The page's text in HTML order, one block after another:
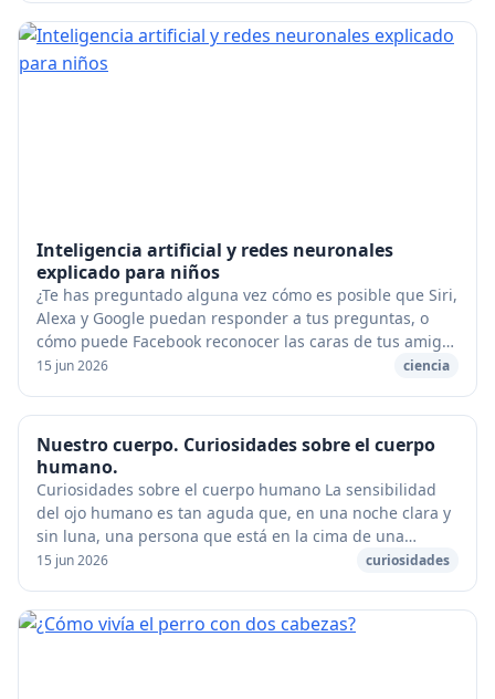
Inteligencia artificial y redes neuronales
explicado para niños
¿Te has preguntado alguna vez cómo es posible que Siri,
Alexa y Google puedan responder a tus preguntas, o
cómo puede Facebook reconocer las caras de tus amigos
en las fotos que subes? ¡La respuesta a...
15 jun 2026 ciencia
Nuestro cuerpo. Curiosidades sobre el cuerpo
humano.
Curiosidades sobre el cuerpo humano La sensibilidad
del ojo humano es tan aguda que, en una noche clara y
sin luna, una persona que está en la cima de una
montaña puede ver un cerillo encendido a 80 k...
15 jun 2026 curiosidades